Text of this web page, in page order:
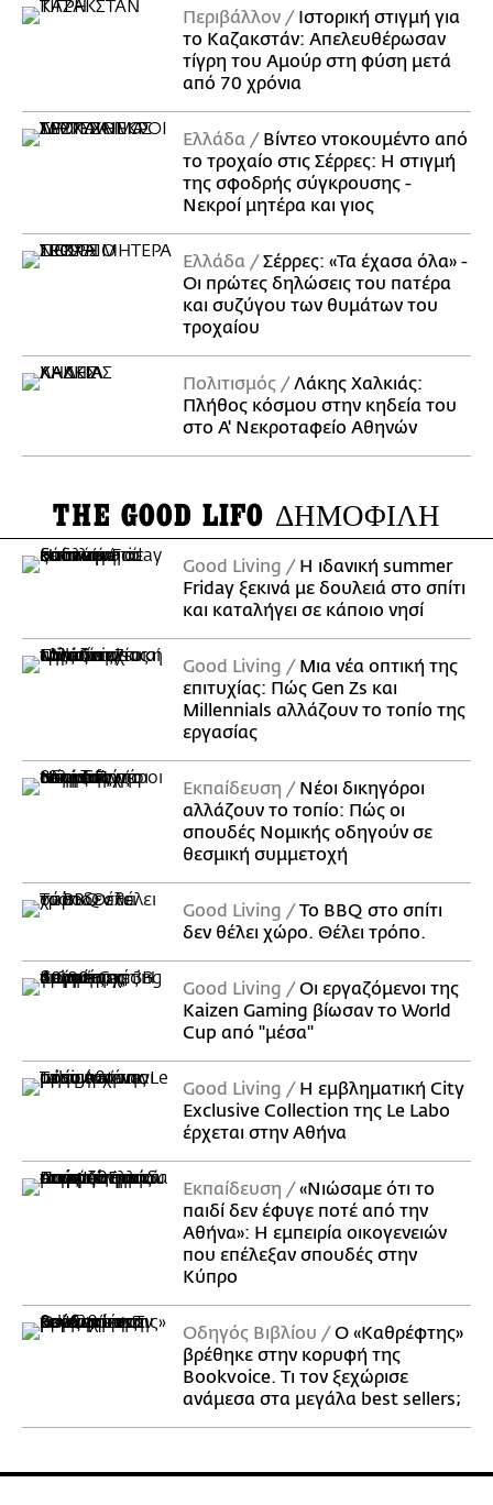
Περιβάλλον
Ιστορική στιγμή για
το Καζακστάν: Απελευθέρωσαν
τίγρη του Αμούρ στη φύση μετά
από 70 χρόνια
Ελλάδα
Βίντεο ντοκουμέντο από
το τροχαίο στις Σέρρες: Η στιγμή
της σφοδρής σύγκρουσης -
Νεκροί μητέρα και γιος
Ελλάδα
Σέρρες: «Τα έχασα όλα» -
Οι πρώτες δηλώσεις του πατέρα
και συζύγου των θυμάτων του
τροχαίου
Πολιτισμός
Λάκης Χαλκιάς:
Πλήθος κόσμου στην κηδεία του
στο Α' Νεκροταφείο Αθηνών
THE GOOD LIFO ΔΗΜΟΦΙΛΗ
Good Living
Η ιδανική summer
Friday ξεκινά με δουλειά στο σπίτι
και καταλήγει σε κάποιο νησί
Good Living
Μια νέα οπτική της
επιτυχίας: Πώς Gen Zs και
Millennials αλλάζουν το τοπίο της
εργασίας
Εκπαίδευση
Νέοι δικηγόροι
αλλάζουν το τοπίο: Πώς οι
σπουδές Νομικής οδηγούν σε
θεσμική συμμετοχή
Good Living
Το BBQ στο σπίτι
δεν θέλει χώρο. Θέλει τρόπο.
Good Living
Οι εργαζόμενοι της
Kaizen Gaming βίωσαν το World
Cup από "μέσα"
Good Living
Η εμβληματική City
Exclusive Collection της Le Labo
έρχεται στην Αθήνα
Εκπαίδευση
«Νιώσαμε ότι το
παιδί δεν έφυγε ποτέ από την
Αθήνα»: Η εμπειρία οικογενειών
που επέλεξαν σπουδές στην
Κύπρο
Οδηγός Βιβλίου
Ο «Καθρέφτης»
βρέθηκε στην κορυφή της
Bookvoice. Τι τον ξεχώρισε
ανάμεσα στα μεγάλα best sellers;